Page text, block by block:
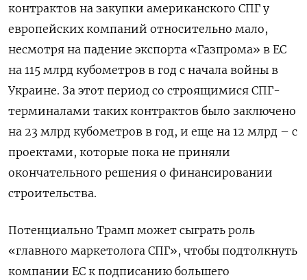
контрактов на закупки американского СПГ у
европейских компаний относительно мало,
несмотря на падение экспорта «Газпрома» в ЕС
на 115 млрд кубометров в год с начала войны в
Украине. За этот период со строящимися СПГ-
терминалами таких контрактов было заключено
на 23 млрд кубометров в год, и еще на 12 млрд – с
проектами, которые пока не приняли
окончательного решения о финансировании
строительства.
Потенциально Трамп может сыграть роль
«главного маркетолога СПГ», чтобы подтолкнуть
компании ЕС к подписанию большего